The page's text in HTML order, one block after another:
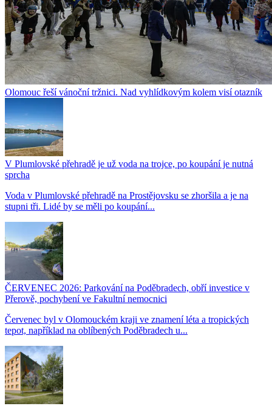
Olomouc řeší vánoční tržnici. Nad vyhlídkovým kolem visí otazník
V Plumlovské přehradě je už voda na trojce, po koupání je nutná
sprcha
Voda v Plumlovské přehradě na Prostějovsku se zhoršila a je na
stupni tři. Lidé by se měli po koupání...
ČERVENEC 2026: Parkování na Poděbradech, obří investice v
Přerově, pochybení ve Fakultní nemocnici
Červenec byl v Olomouckém kraji ve znamení léta a tropických
tepot, například na oblíbených Poděbradech u...